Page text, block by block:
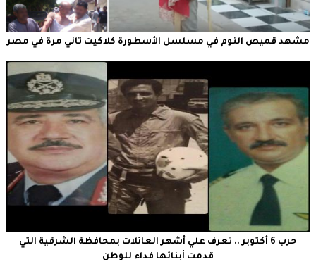
مشهد قميص النوم في مسلسل الأسطورة كلاكيت تاني مرة في مصر
حرب 6 أكتوبر .. تعرف علي أشهر العائلات بمحافظة الشرقية التي
قدمت أبنائها فداء للوطن